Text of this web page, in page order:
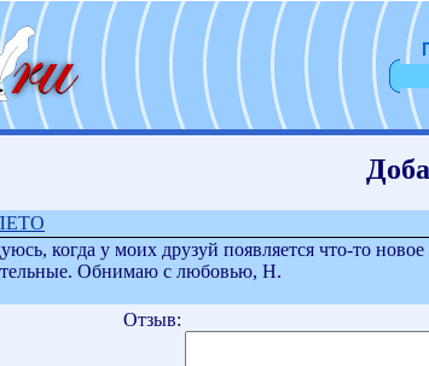
когда у моих друзуй появляется что-то
Обнимаю с любовью, Н.
Отзыв: